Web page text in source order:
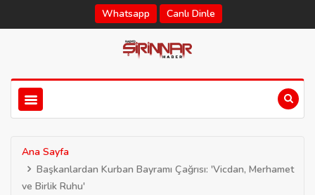
Whatsapp Canlı Dinle
Ana Sayfa
Başkanlardan Kurban Bayramı Çağrısı: 'Vicdan, Merhamet
ve Birlik Ruhu'